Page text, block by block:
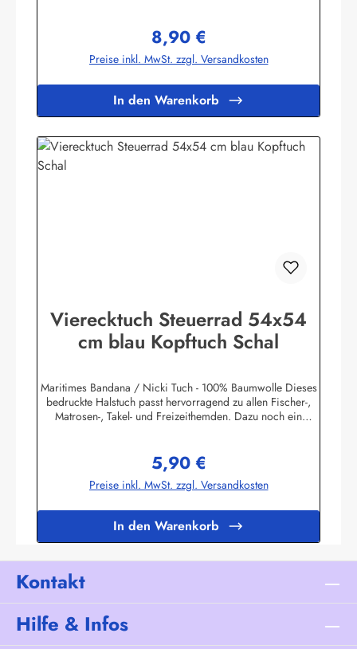
Bekleidungswerk GmbHHeglitzer Str. 1226409
Wittmundinfo@modas-bekleidung.de
Regulärer Preis:
8,90 €
Preise inkl. MwSt. zzgl. Versandkosten
In den Warenkorb
Vierecktuch Steuerrad 54x54
cm blau Kopftuch Schal
Maritimes Bandana / Nicki Tuch - 100% Baumwolle Dieses
bedruckte Halstuch passt hervorragend zu allen Fischer-,
Matrosen-, Takel- und Freizeithemden. Dazu noch ein
Bekleidungswerk GmbHHeglitzer Str. 1226409
Wittmundinfo@modas-bekleidung.de
Regulärer Preis:
5,90 €
Preise inkl. MwSt. zzgl. Versandkosten
In den Warenkorb
Kontakt
Hilfe & Infos